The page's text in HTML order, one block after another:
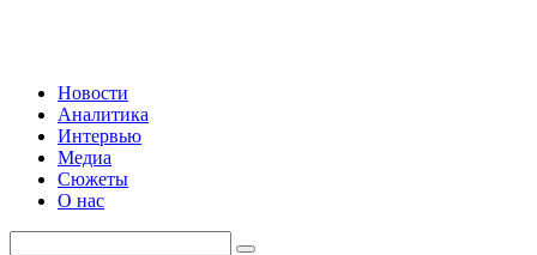
Новости
Аналитика
Интервью
Медиа
Сюжеты
О нас